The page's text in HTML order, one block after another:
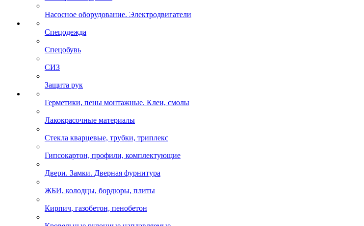
Насосное оборудование. Электродвигатели
Спецодежда
Спецобувь
СИЗ
Защита рук
Герметики, пены монтажные. Клеи, смолы
Лакокрасочные материалы
Стекла кварцевые, трубки, триплекс
Гипсокартон, профили, комплектующие
Двери. Замки. Дверная фурнитура
ЖБИ, колодцы, бордюры, плиты
Кирпич, газобетон, пенобетон